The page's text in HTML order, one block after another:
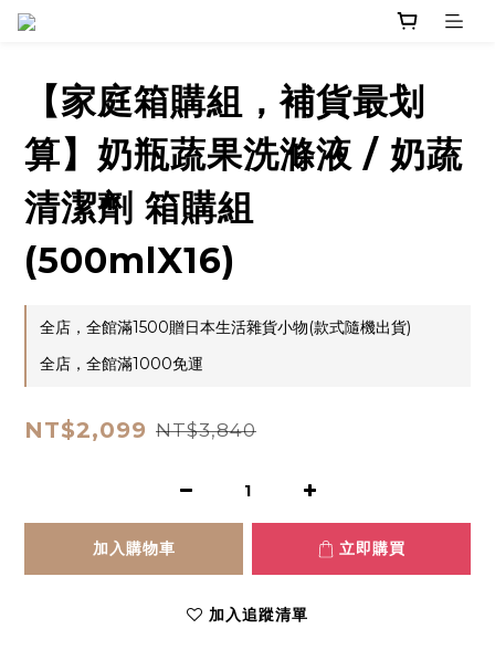
【家庭箱購組，補貨最划
算】奶瓶蔬果洗滌液 / 奶蔬
清潔劑 箱購組
(500mlX16)
全店，全館滿1500贈日本生活雜貨小物(款式隨機出貨)
全店，全館滿1000免運
NT$2,099 NT$3,840
加入購物車 立即購買
加入追蹤清單